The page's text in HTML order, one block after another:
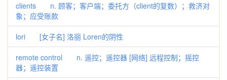
clients n. 顾客；客户端；委托方（client的复数）；救济对
象；应受账款
lori [女子名] 洛丽 Loren的阴性
remote control n. 遥控；遥控器 [网络] 远程控制；摇控
器；遥控装置